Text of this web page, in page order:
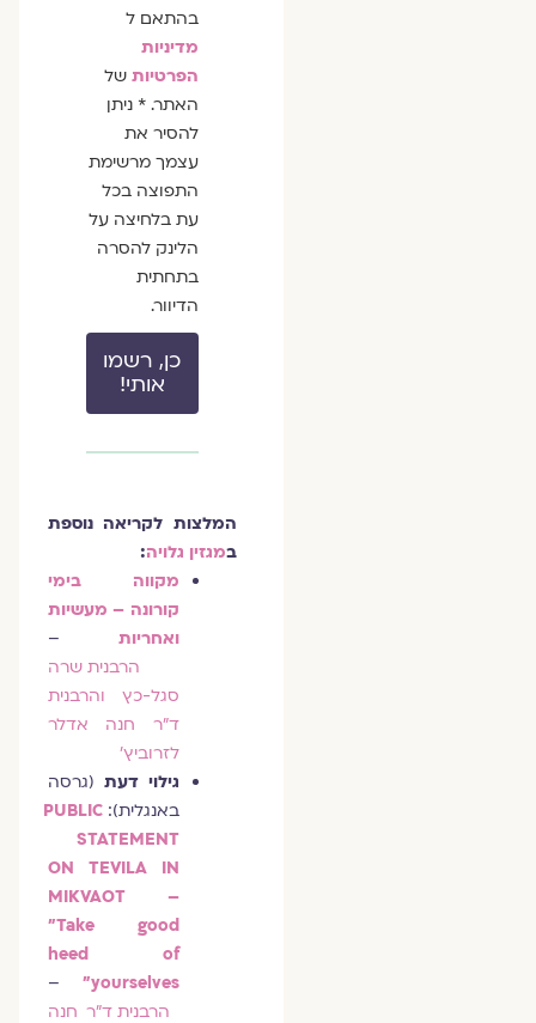
בהתאם ל
מדיניות
הפרטיותשל
האתר. * ניתן
להסיר את
עצמך מרשימת
התפוצה בכל
עת בלחיצה על
הלינק להסרה
בתחתית
הדיוור.
כן, רשמו
אותי!
המלצות לקריאה נוספת
מגזין גלויה:
מקווה בימי
קורונה – מעשיות
ואחריות–
הרבנית שרה
סגל-כץ והרבנית
ד"ר חנה אדלר
לזרוביץ'
גילוי דעת(גרסה
באנגלית):PUBLIC
STATEMENT
ON TEVILA IN
MIKVAOT –
"Take good
heed of
yourselves"
–
הרבנית ד"ר חנה